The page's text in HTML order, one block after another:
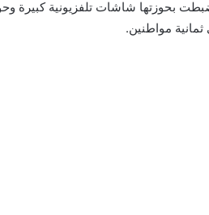
بحوزتها شاشات تلفزيونية كبيرة
مواطنين.